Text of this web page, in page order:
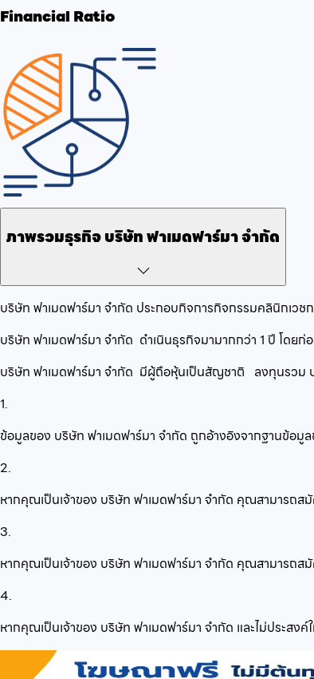
Financial Ratio
ภาพรวมธุรกิจบริษัท ฟาเมดฟาร์มา จำกัด
บริษัท ฟาเมดฟาร์มา จำกัด ประกอบกิจการกิจกรรมคลินิกเวช
บริษัท ฟาเมดฟาร์มา จำกัด ดำเนินธุรกิจมามากกว่า 1 ปี โดยก่
บริษัท ฟาเมดฟาร์มา จำกัด มีผู้ถือหุ้นเป็นสัญชาติ ลงทุนรวม
1.
ข้อมูลของ บริษัท ฟาเมดฟาร์มา จำกัด ถูกอ้างอิงจากฐานข้อ
2.
หากคุณเป็นเจ้าของ บริษัท ฟาเมดฟาร์มา จำกัด คุณสามารถส
3.
หากคุณเป็นเจ้าของ บริษัท ฟาเมดฟาร์มา จำกัด คุณสามารถส
4.
หากคุณเป็นเจ้าของ บริษัท ฟาเมดฟาร์มา จำกัด และไม่ประสง